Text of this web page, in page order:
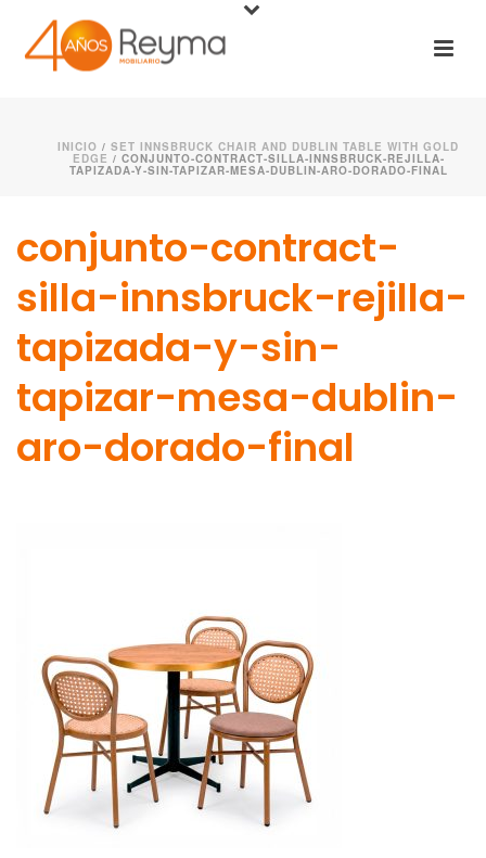
INICIO / SET INNSBRUCK CHAIR AND DUBLIN TABLE WITH GOLD
EDGE / CONJUNTO-CONTRACT-SILLA-INNSBRUCK-REJILLA-
TAPIZADA-Y-SIN-TAPIZAR-MESA-DUBLIN-ARO-DORADO-FINAL
conjunto-contract-
silla-innsbruck-rejilla-
tapizada-y-sin-
tapizar-mesa-dublin-
aro-dorado-final